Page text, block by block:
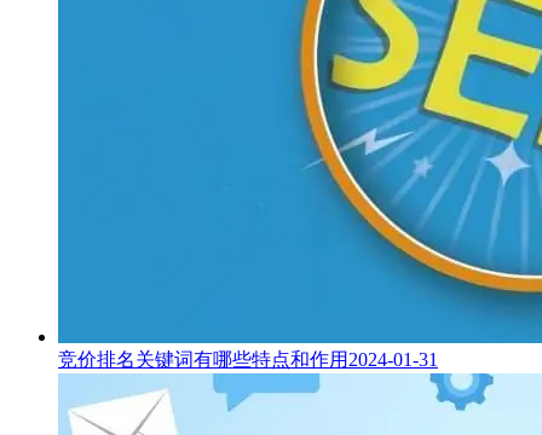
竞价排名关键词有哪些特点和作用 2024-01-31